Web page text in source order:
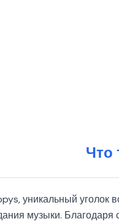
Что
уникальный уголок
музыки. Благодаря